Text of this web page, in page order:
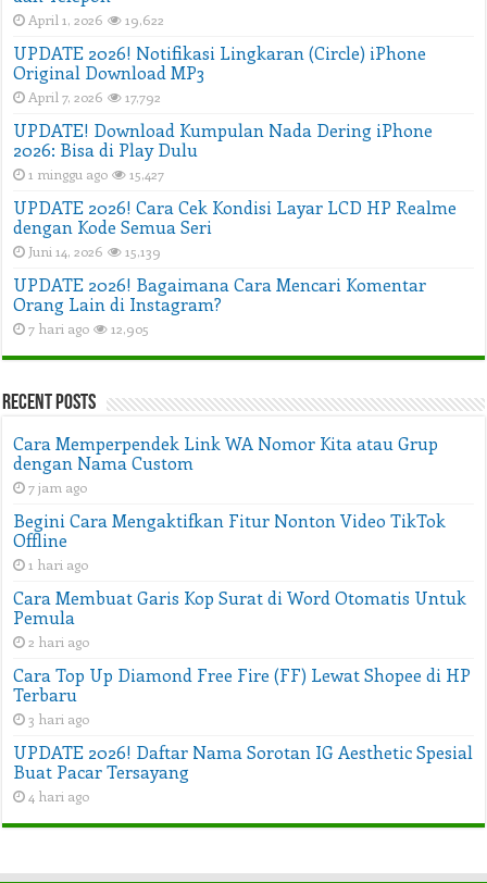
April 1, 2026 19,622
UPDATE 2026! Notifikasi Lingkaran (Circle) iPhone
Original Download MP3
April 7, 2026 17,792
UPDATE! Download Kumpulan Nada Dering iPhone
2026: Bisa di Play Dulu
1 minggu ago 15,427
UPDATE 2026! Cara Cek Kondisi Layar LCD HP Realme
dengan Kode Semua Seri
Juni 14, 2026 15,139
UPDATE 2026! Bagaimana Cara Mencari Komentar
Orang Lain di Instagram?
7 hari ago 12,905
Recent Posts
Cara Memperpendek Link WA Nomor Kita atau Grup
dengan Nama Custom
7 jam ago
Begini Cara Mengaktifkan Fitur Nonton Video TikTok
Offline
1 hari ago
Cara Membuat Garis Kop Surat di Word Otomatis Untuk
Pemula
2 hari ago
Cara Top Up Diamond Free Fire (FF) Lewat Shopee di HP
Terbaru
3 hari ago
UPDATE 2026! Daftar Nama Sorotan IG Aesthetic Spesial
Buat Pacar Tersayang
4 hari ago